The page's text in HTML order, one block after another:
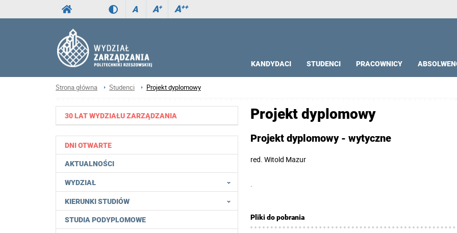
A A+ A++
KANDYDACI STUDENCI PRACOWNICY
Strona główna Studenci Projekt dyplomowy
30 LAT WYDZIAŁU ZARZĄDZANIA
DNI OTWARTE
AKTUALNOŚCI
WYDZIAŁ
KIERUNKI STUDIÓW
STUDIA PODYPLOMOWE
Projekt dyplomowy
Projekt dyplomowy - wytyczne
red. Witold Mazur
Pliki do pobrania